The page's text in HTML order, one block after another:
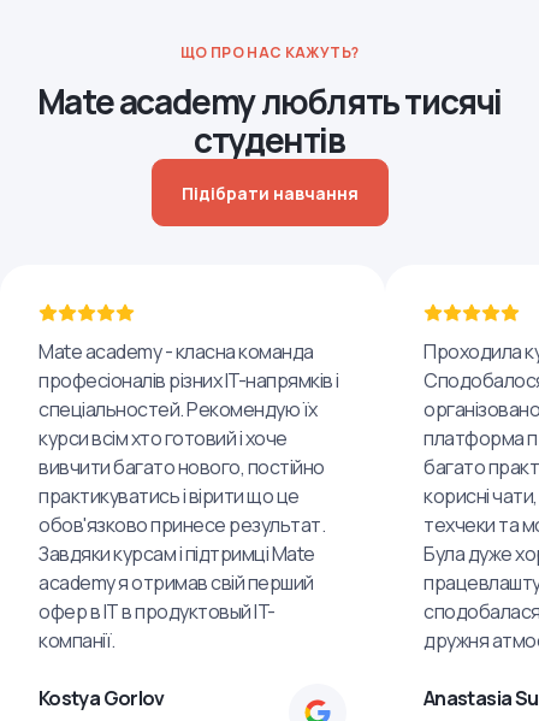
ЩО ПРО НАС КАЖУТЬ?
Mate academy люблять тисячі
студентів
Підібрати навчання
Mate academy - класна команда
професіоналів різних IT-напрямків і
спеціальностей. Рекомендую їх
курси всім хто готовий і хоче
вивчити багато нового, постійно
практикуватись і вірити що це
обов'язково принесе результат.
Завдяки курсам і підтримці Mate
academy я отримав свій перший
офер в IT в продуктовый IT-
компанії.
Kostya Gorlov
Проходила
платформа
багато
корисні
техчеки та
Була дуже
дружня
Anastasia